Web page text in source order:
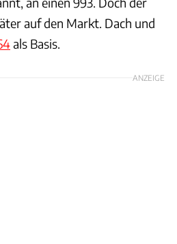
auf den Markt. Dach und
als Basis.
ANZEIGE